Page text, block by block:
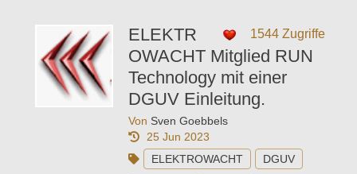
1544 Zugriffe
ELEKTR
OWACHT Mitglied RUN
Technology mit einer
DGUV Einleitung.
Von Sven Goebbels
25 Jun 2023
ELEKTROWACHT
DGUV